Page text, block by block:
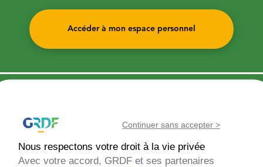
Accéder à mon espace personnel
Echanger avec la communauté
Continuer sans accepter >
Nous respectons votre droit à la vie privée
Avec votre accord, GRDF et ses partenaires